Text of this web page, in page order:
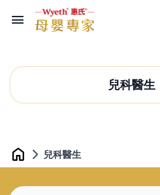
兒科醫生
Home 兒科醫生